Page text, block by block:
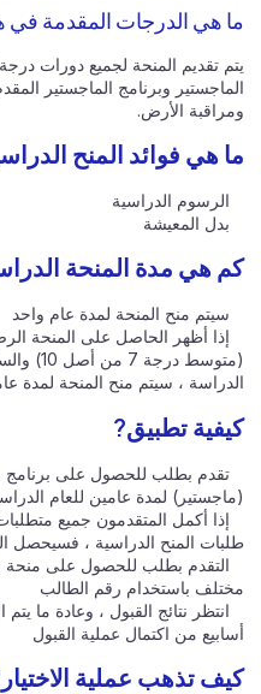
ما هي الدرجات المقدمة في
يتم تقديم المنحة لجميع دورات
الماجستير وبرنامج الماجستير
ومراقبة الأرض.
ما هي فوائد المنح
الرسوم الدراسية
بدل المعيشة
كم هي مدة المنحة
سيتم منح المنحة لمدة عام واحد
إذا أظهر الحاصل على المنحة
(متوسط
الدراسة ، سيتم منح المنحة لمدة
كيفية تطبيق?
تقدم بطلب للحصول على برنامج
(ماجستير) لمدة عامين للعام الدراسي
إذا أكمل المتقدمون جميع
طلبات المنح الدراسية ، فسيحصل
التقدم بطلب للحصول على
مختلف باستخدام رقم الطالب
أسابيع من اكتمال عملية القبول
كيف تذهب عملية